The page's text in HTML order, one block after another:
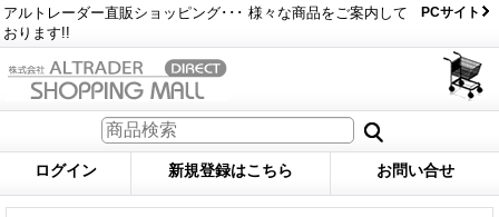
アルトレーダー直販ショッピング･･･ 様々な商品をご案内して
おります!!
PCサイト
ログイン 新規登録はこちら お問い合せ